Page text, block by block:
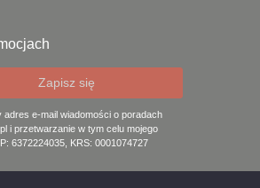
e-mail wiadomości o poradach
i przetwarzanie w tym celu mojego
6372224035, KRS: 0001074727